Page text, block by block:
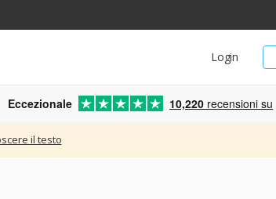
Login
Eccezionale 10,220 recensioni su
il testo